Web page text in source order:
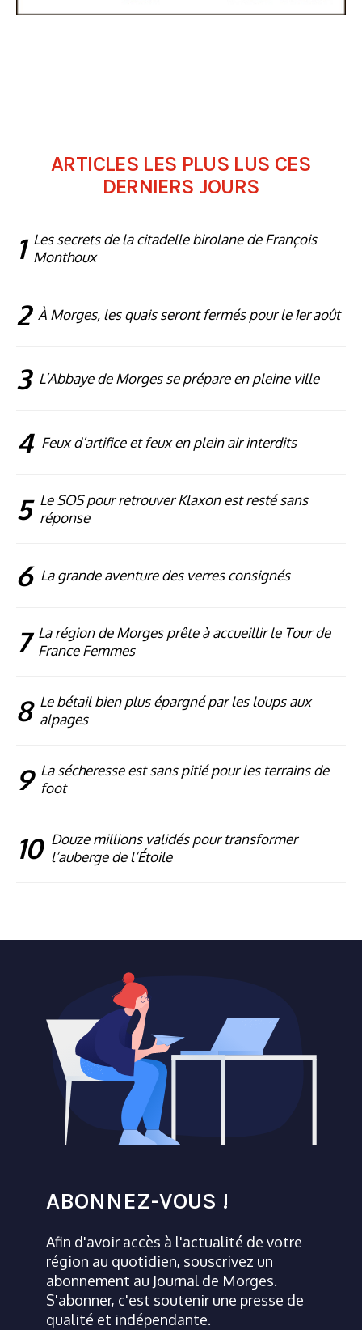
ARTICLES LES PLUS LUS CES
DERNIERS JOURS
1 Les secrets de la citadelle birolane de François
Monthoux
2 À Morges, les quais seront fermés pour le 1er août
3 L’Abbaye de Morges se prépare en pleine ville
4 Feux d’artifice et feux en plein air interdits
5 Le SOS pour retrouver Klaxon est resté sans
réponse
6 La grande aventure des verres consignés
7 La région de Morges prête à accueillir le Tour de
France Femmes
8 Le bétail bien plus épargné par les loups aux
alpages
9 La sécheresse est sans pitié pour les terrains de
foot
10 Douze millions validés pour transformer
l’auberge de l’Étoile
ABONNEZ-VOUS !
Afin d'avoir accès à l'actualité de votre
région au quotidien, souscrivez un
abonnement au Journal de Morges.
S'abonner, c'est soutenir une presse de
qualité et indépendante.